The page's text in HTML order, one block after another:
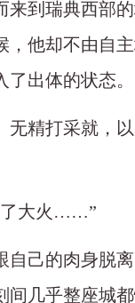
来到瑞典西部
，他却不由自
出体的状态。
无精打采就，
了大火……”
自己的肉身脱
间几乎整座城